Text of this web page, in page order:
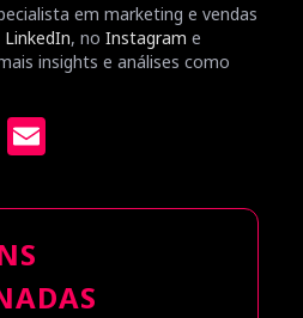
em marketing e vendas
LinkedIn, no Instagram e
insights e análises como
X